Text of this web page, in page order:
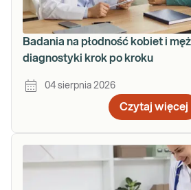
Badania na płodność kobiet i
diagnostyki krok po kroku
04 sierpnia 2026
Czytaj więcej